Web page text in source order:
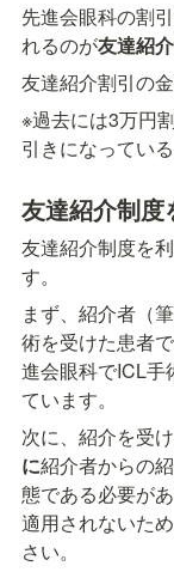
先進会眼科の割
れるのが友達紹
友達紹介割引の
※過去には3万円
引きになっている
友達紹介制度
友達紹介制度を
す。
まず、紹介者（
術を受けた患者
進会眼科でICL手
ています。
次に、紹介を受
に紹介者からの
態である必要が
適用されないた
さい。